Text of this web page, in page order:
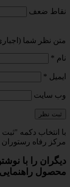
نقاط ضعف
متن نظر شما
نام *
ایمیل *
وب‌ سایت
با انتخاب دکمه
مرکز رفاه رستوران
دیگران را با
محصول راهنمایی